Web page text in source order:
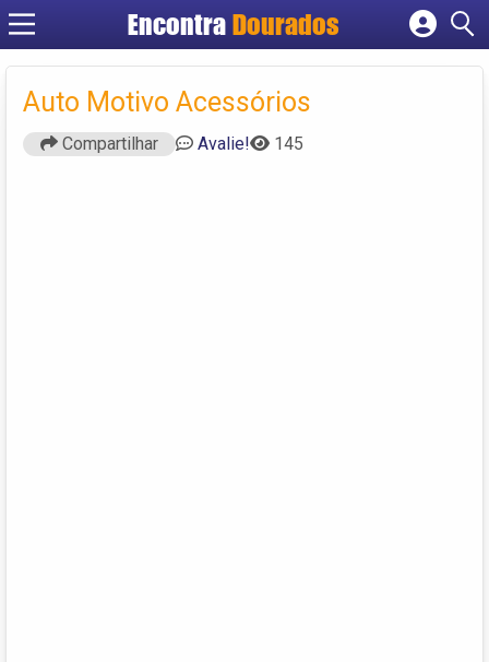
EncontraDourados
Cadastrar empresa
Criar conta
Auto Motivo Acessórios
Compartilhar Avalie! 145